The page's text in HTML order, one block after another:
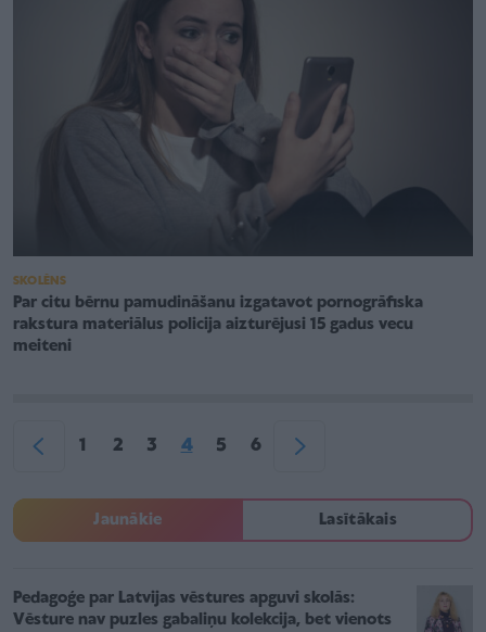
SKOLĒNS
Par citu bērnu pamudināšanu izgatavot pornogrāfiska
rakstura materiālus policija aizturējusi 15 gadus vecu
meiteni
1 2 3 4 5 6
Jaunākie Lasītākais
Pedagoģe par Latvijas vēstures apguvi skolās:
Vēsture nav puzles gabaliņu kolekcija, bet vienots